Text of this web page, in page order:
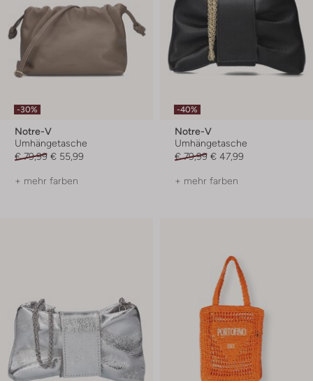
-30%
Notre-V
Umhängetasche
€ 79,99 € 55,99
+ mehr farben
-40%
Notre-V
Umhängetasche
€ 79,99 € 47,99
+ mehr farben